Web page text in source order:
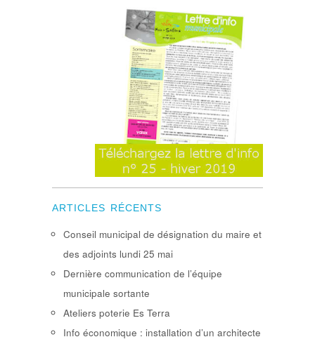
ARTICLES RÉCENTS
Conseil municipal de désignation du maire et
des adjoints lundi 25 mai
Dernière communication de l’équipe
municipale sortante
Ateliers poterie Es Terra
Info économique : installation d’un architecte